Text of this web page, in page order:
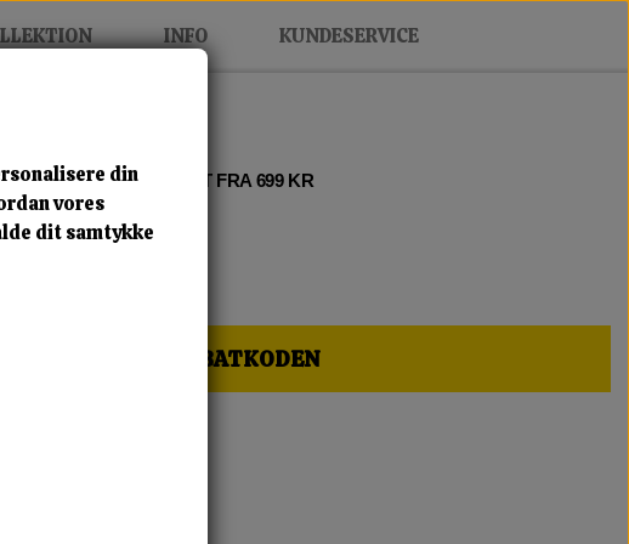
INFO KUNDESERVICE
FOR 2 • FRI FRAGT FRA 699 KR
KLIK HER OG FÅ RABATKODEN
din
vores
dit samtykke